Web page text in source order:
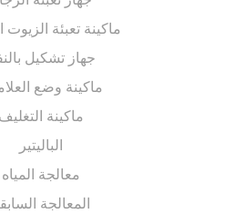
ماكينة تعبئة الزيوت الغذائية
جهاز تشكيل بالنفخ
ماكينة وضع العلامات
ماكينة التغليف
الباليتير
معالجة المياه
المعالجة السابقة